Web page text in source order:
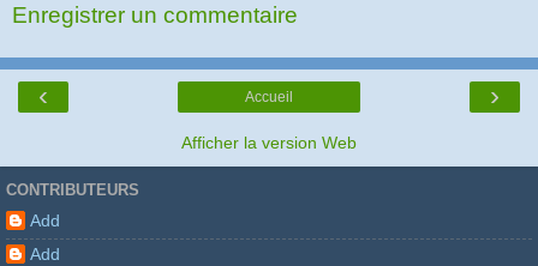
Enregistrer un commentaire
‹ ›
Accueil
Afficher la version Web
CONTRIBUTEURS
Add
Add